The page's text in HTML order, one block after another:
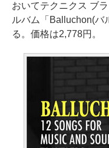
おいてテクニクス ブ
ルバム「Balluchon(バ
る。価格は2,778円。